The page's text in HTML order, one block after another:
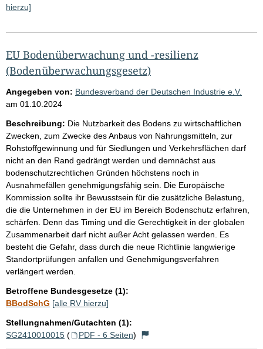
hierzu]
EU Bodenüberwachung und -resilienz
(Bodenüberwachungsgesetz)
Angegeben von: Bundesverband der Deutschen Industrie e.V.
am 01.10.2024
Beschreibung: Die Nutzbarkeit des Bodens zu wirtschaftlichen
Zwecken, zum Zwecke des Anbaus von Nahrungsmitteln, zur
Rohstoffgewinnung und für Siedlungen und Verkehrsflächen darf
nicht an den Rand gedrängt werden und demnächst aus
bodenschutzrechtlichen Gründen höchstens noch in
Ausnahmefällen genehmigungsfähig sein. Die Europäische
Kommission sollte ihr Bewusstsein für die zusätzliche Belastung,
die die Unternehmen in der EU im Bereich Bodenschutz erfahren,
schärfen. Denn das Timing und die Gerechtigkeit in der globalen
Zusammenarbeit darf nicht außer Acht gelassen werden. Es
besteht die Gefahr, dass durch die neue Richtlinie langwierige
Standortprüfungen anfallen und Genehmigungsverfahren
verlängert werden.
Betroffene Bundesgesetze (1):
BBodSchG [alle RV hierzu]
Stellungnahmen/Gutachten (1):
SG2410010015 ( PDF - 6 Seiten)